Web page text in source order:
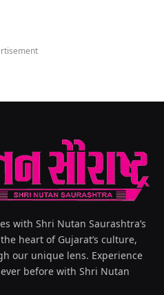
with Shri Nutan Saurashtra’s
heart of Gujarat’s culture,
our unique lens. Experience
before with Shri Nutan